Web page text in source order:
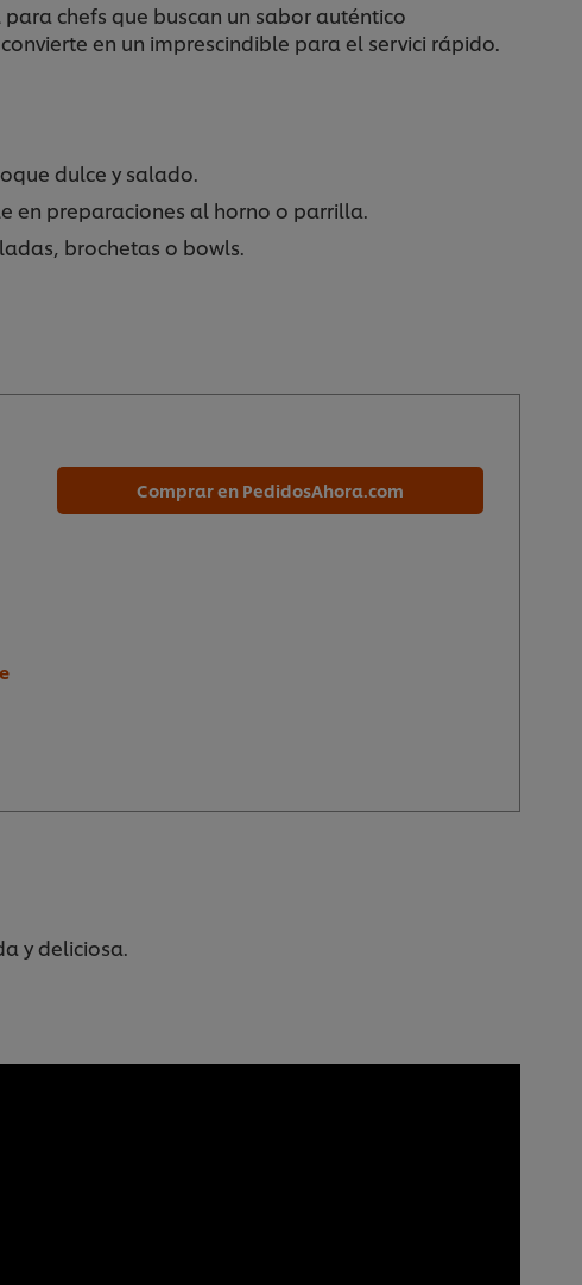
chefs que buscan un sabor auténtico
en un imprescindible para el servici rápido.
dulce y salado.
en preparaciones al horno o parrilla.
brochetas o bowls.
Comprar en PedidosAhora.com
y deliciosa.